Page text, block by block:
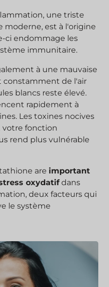
une triste
moderne, est à l'origine
ci endommage les
immunitaire.
à une mauvaise
constamment de l'air
blancs reste élevé.
rapidement à
Les toxines nocives
fonction
rend plus vulnérable
are important
oxydatifdans
deux facteurs qui
le système